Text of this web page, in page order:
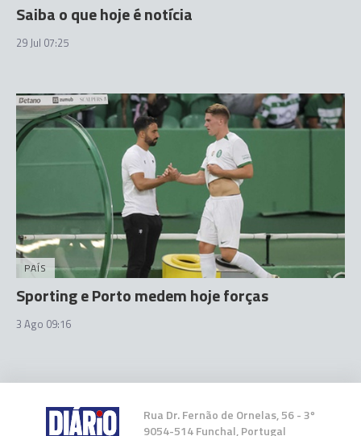
Saiba o que hoje é notícia
29 Jul 07:25
PAÍS
Sporting e Porto medem hoje forças
3 Ago 09:16
Rua Dr. Fernão de Ornelas, 56 - 3º
9054-514 Funchal, Portugal